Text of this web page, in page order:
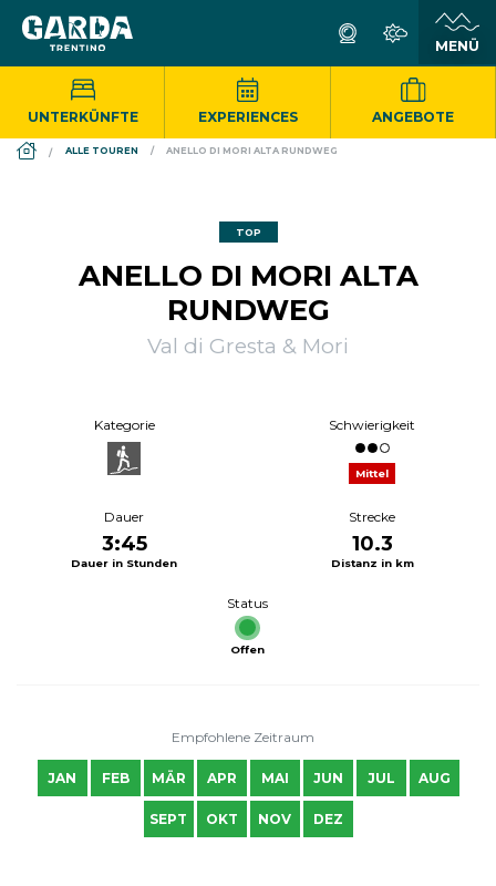
UNTERKÜNFTE EXPERIENCES ANGEBOTE
DS_BREADCRUMB.HOME
ALLE TOUREN ANELLO DI MORI ALTA RUNDWEG
TOP
ANELLO DI MORI ALTA
RUNDWEG
Val di Gresta & Mori
Kategorie Schwierigkeit
Mittel
Dauer
3:45
Dauer in Stunden
Strecke
10.3
Distanz in km
Status
Offen
Empfohlene Zeitraum
JAN FEB MÄR APR MAI JUN JUL AUG
SEPT OKT NOV DEZ